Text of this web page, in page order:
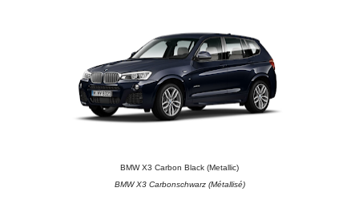
BMW X3 Carbon Black (Metallic)
BMW X3 Carbonschwarz (Métallisé)